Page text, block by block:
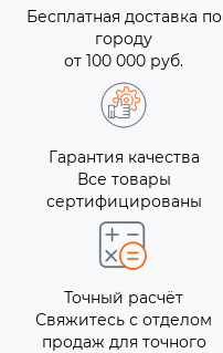
Бесплатная доставка по
городу
от 100 000 руб.
Гарантия качества
Все товары
сертифицированы
Точный расчёт
Свяжитесь с отделом
продаж для точного